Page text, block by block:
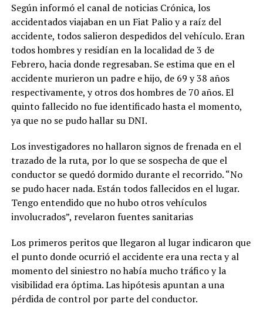
Según informó el canal de noticias Crónica, los
accidentados viajaban en un Fiat Palio y a raíz del
accidente, todos salieron despedidos del vehículo. Eran
todos hombres y residían en la localidad de 3 de
Febrero, hacia donde regresaban. Se estima que en el
accidente murieron un padre e hijo, de 69 y 38 años
respectivamente, y otros dos hombres de 70 años. El
quinto fallecido no fue identificado hasta el momento,
ya que no se pudo hallar su DNI.
Los investigadores no hallaron signos de frenada en el
trazado de la ruta, por lo que se sospecha de que el
conductor se quedó dormido durante el recorrido. “No
se pudo hacer nada. Están todos fallecidos en el lugar.
Tengo entendido que no hubo otros vehículos
involucrados”, revelaron fuentes sanitarias
Los primeros peritos que llegaron al lugar indicaron que
el punto donde ocurrió el accidente era una recta y al
momento del siniestro no había mucho tráfico y la
visibilidad era óptima. Las hipótesis apuntan a una
pérdida de control por parte del conductor.